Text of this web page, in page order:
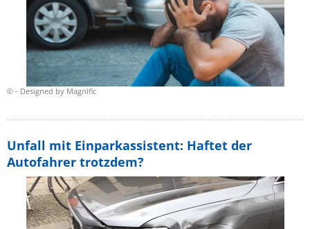
© - Designed by Magnific
Unfall mit Einparkassistent: Haftet der
Autofahrer trotzdem?